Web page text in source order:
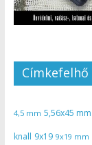
Címkefelhő
4,5 mm 5,56x45 mm
knall 9x19 9x19 mm